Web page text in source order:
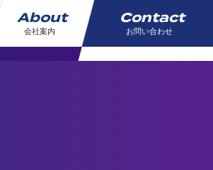
About
会社案内
Contact
お問い合わせ